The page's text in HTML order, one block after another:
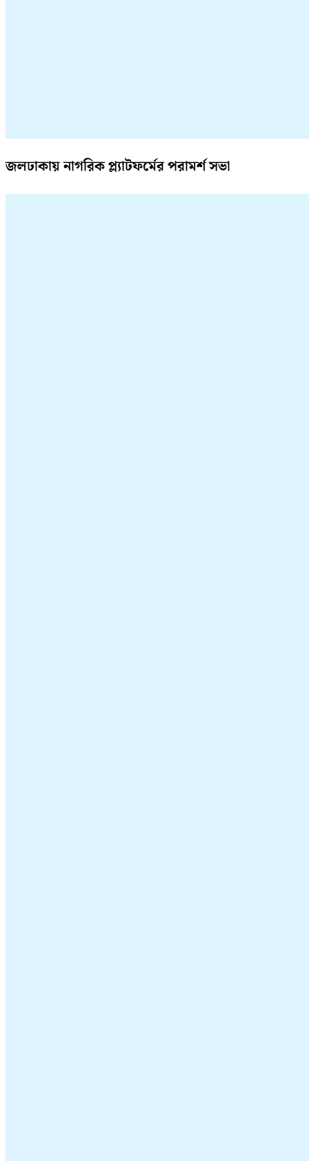
জলঢাকায় নাগরিক প্ল্যাটফর্মের পরামর্শ সভা